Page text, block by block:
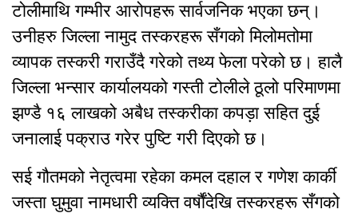
टोलीमाथि गम्भीर आरोपहरू सार्वजनिक भएका छन्।
उनीहरु जिल्ला नामुद तस्करहरू सँगको मिलोमतोमा
व्यापक तस्करी गराउँदै गरेको तथ्य फेला परेको छ। हालै
जिल्ला भन्सार कार्यालयको गस्ती टोलीले ठूलो परिमाणमा
झण्डै १६ लाखको अबैध तस्करीका कपड़ा सहित दुई
जनालाई पक्राउ गरेर पुष्टि गरी दिएको छ।
सई गौतमको नेतृत्वमा रहेका कमल दहाल र गणेश कार्की
जस्ता घुमुवा नामधारी व्यक्ति वर्षौंदेखि तस्करहरू सँगको